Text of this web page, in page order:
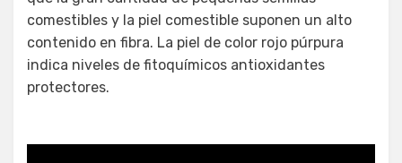
comestibles y la piel comestible suponen un alto
contenido en fibra. La piel de color rojo púrpura
indica niveles de fitoquímicos antioxidantes
protectores.